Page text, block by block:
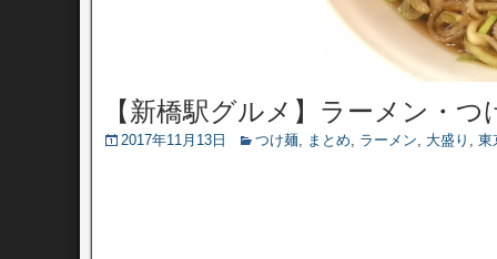
【新橋駅グルメ】ラーメン・
2017年11月13日 つけ麺, まとめ, ラーメン, 大盛り , 東